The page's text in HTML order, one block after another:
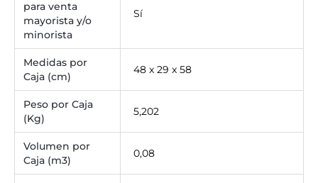
para venta
mayorista y/o
minorista
Sí
Medidas por
Caja (cm)
48 x 29 x 58
Peso por Caja
(Kg)
5,202
Volumen por
Caja (m3)
0,08